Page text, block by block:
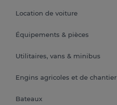
Location de voiture
Équipements & pièces
Utilitaires, vans & minibus
Engins agricoles et de chantier
Bateaux